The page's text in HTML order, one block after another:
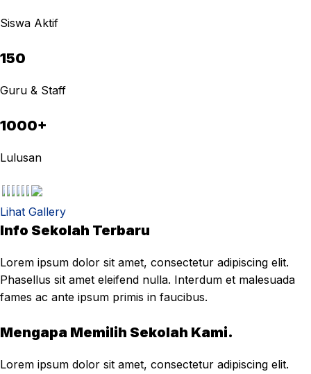
Siswa Aktif
150
Guru & Staff
1000+
Lulusan
Lihat Gallery
Info Sekolah Terbaru
Lorem ipsum dolor sit amet, consectetur adipiscing elit.
Phasellus sit amet eleifend nulla. Interdum et malesuada
fames ac ante ipsum primis in faucibus.
Mengapa Memilih Sekolah Kami.
Lorem ipsum dolor sit amet, consectetur adipiscing elit.